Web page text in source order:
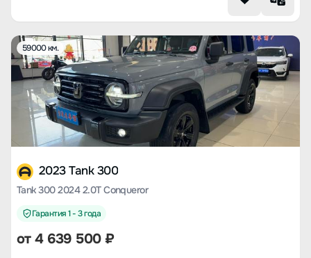
59000 км.
2023 Tank 300
Tank 300 2024 2.0T Conqueror
Гарантия 1 - 3 года
от4 639 500₽